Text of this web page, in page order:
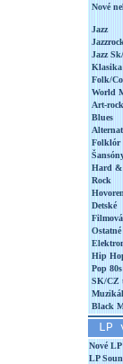
Nové
Jazz
Jazz
Klasika
Folk/
World
Art-rock
Blues
Folklór
Hard &
Rock
Detské
Ostatné
Hip
Pop 80s
SK/CZ
Muzikál
Black
LP
Nové
LP